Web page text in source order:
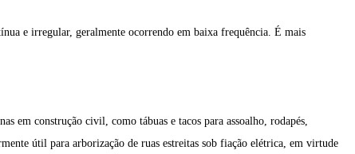
e irregular, geralmente ocorrendo em baixa frequência. É mais
em construção civil, como tábuas e tacos para assoalho, rodapés,
útil para arborização de ruas estreitas sob fiação elétrica, em virtude